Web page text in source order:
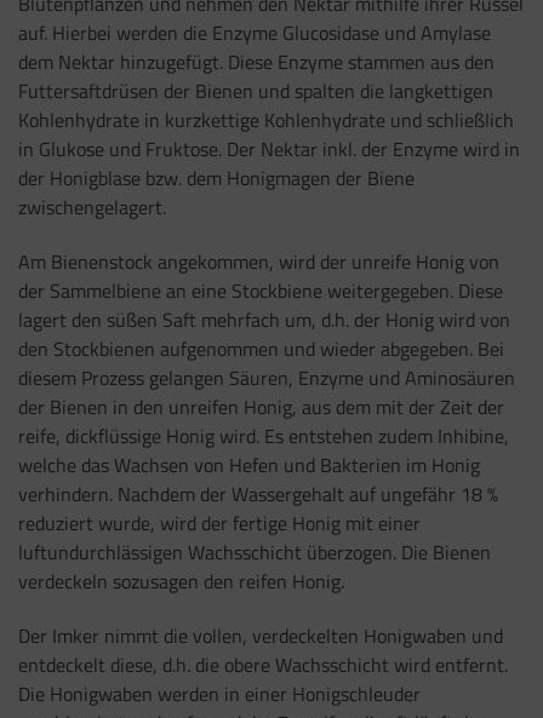
auf. Hierbei werden die Enzyme Glucosidase und Amylase
dem Nektar hinzugefügt. Diese Enzyme stammen aus den
Futtersaftdrüsen der Bienen und spalten die langkettigen
Kohlenhydrate in kurzkettige Kohlenhydrate und schließlich
in Glukose und Fruktose. Der Nektar inkl. der Enzyme wird in
der Honigblase bzw. dem Honigmagen der Biene
zwischengelagert.
Am Bienenstock angekommen, wird der unreife Honig von
der Sammelbiene an eine Stockbiene weitergegeben. Diese
lagert den süßen Saft mehrfach um, d.h. der Honig wird von
den Stockbienen aufgenommen und wieder abgegeben. Bei
diesem Prozess gelangen Säuren, Enzyme und Aminosäuren
der Bienen in den unreifen Honig, aus dem mit der Zeit der
reife, dickflüssige Honig wird. Es entstehen zudem Inhibine,
welche das Wachsen von Hefen und Bakterien im Honig
verhindern. Nachdem der Wassergehalt auf ungefähr 18 %
reduziert wurde, wird der fertige Honig mit einer
luftundurchlässigen Wachsschicht überzogen. Die Bienen
verdeckeln sozusagen den reifen Honig.
Der Imker nimmt die vollen, verdeckelten Honigwaben und
entdeckelt diese, d.h. die obere Wachsschicht wird entfernt.
Die Honigwaben werden in einer Honigschleuder